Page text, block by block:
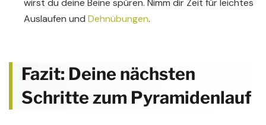
wirst du deine Beine spüren. Nimm dir Zeit für leichtes
Auslaufen und Dehnübungen.
Fazit: Deine nächsten
Schritte zum Pyramidenlauf